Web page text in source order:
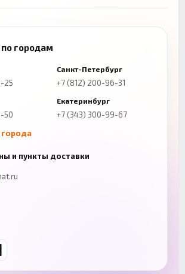
городам
25
Санкт-Петербург
+7 (812) 200-96-31
50
Екатеринбург
+7 (343) 300-99-67
города
30
67
и пункты доставки